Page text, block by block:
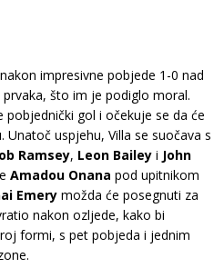
impresivne pobjede 1-0 nad
što im je podiglo moral.
pobjednički gol i očekuje se da će
uspjehu, Villa se suočava s
Ramsey, Leon Bailey i John
Amadou Onana pod upitnikom
Emery možda će posegnuti za
nakon ozljede, kako bi
formi, s pet pobjeda i jednim